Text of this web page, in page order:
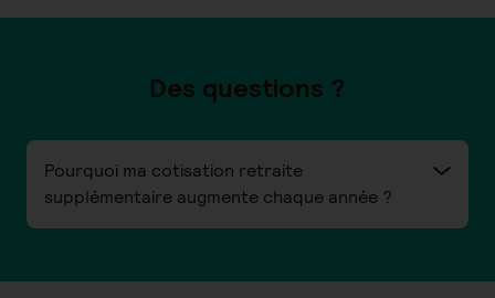
Des questions ?
Pourquoi ma cotisation retraite
supplémentaire augmente chaque année ?